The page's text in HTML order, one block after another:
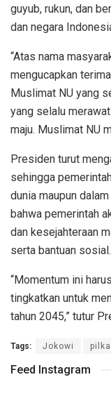
guyub, rukun, dan
dan negara
“Atas nama
mengucapkan
Muslimat NU yang
yang selalu
maju. Muslimat NU
Presiden turut
sehingga
dunia maupun
bahwa pemerintah
dan kesejahteraan
serta bantuan sosial.
“Momentum ini
tingkatkan untuk
tahun 2045,” tutur
Tags: Jokowi
Feed Instagram